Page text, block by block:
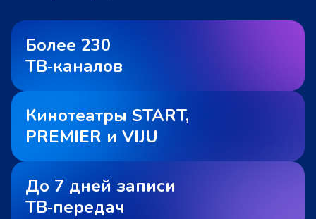
Более 230
ТВ‑каналов
Кинотеатры START,
PREMIER и VIJU
До 7 дней записи
ТВ‑передач